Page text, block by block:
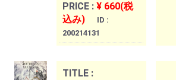
PRICE : ¥ 660(税
込み)
ID :
200214131
TITLE :